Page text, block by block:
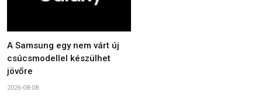
A Samsung egy nem várt új
csúcsmodellel készülhet
jövőre
2026-08-08